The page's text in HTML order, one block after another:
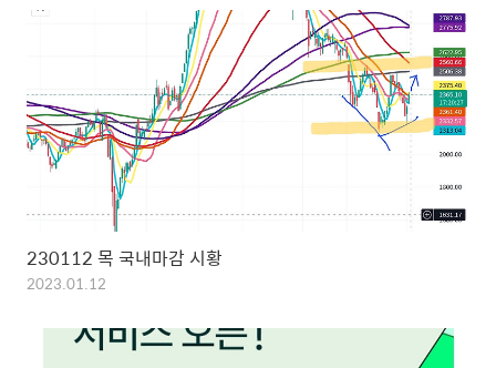
230112 목 국내마감 시황
2023.01.12